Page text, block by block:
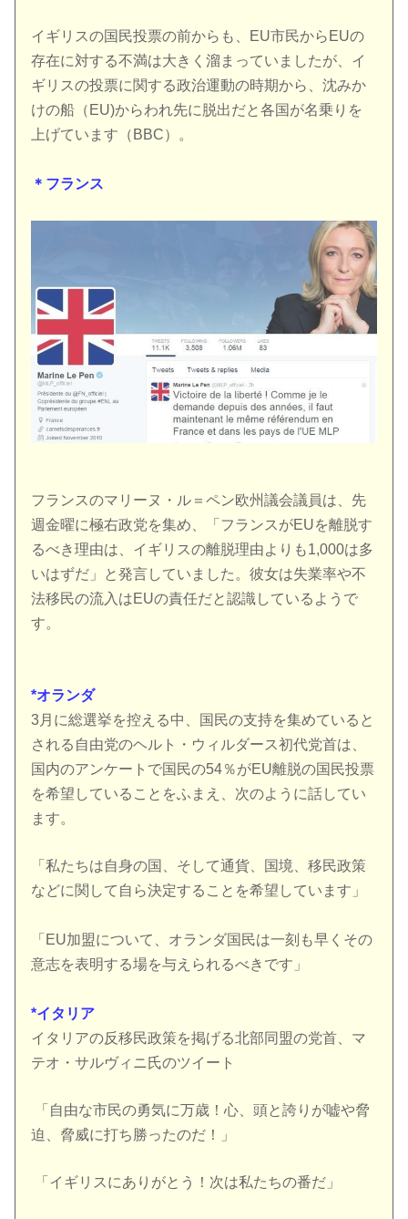
イギリスの国民投票の前からも、EU市民からEUの
存在に対する不満は大きく溜まっていましたが、イ
ギリスの投票に関する政治運動の時期から、沈みか
けの船（EU)からわれ先に脱出だと各国が名乗りを
上げています（BBC）。
＊フランス
フランスのマリーヌ・ル＝ペン欧州議会議員は、先
週金曜に極右政党を集め、「フランスがEUを離脱す
るべき理由は、イギリスの離脱理由よりも1,000は多
いはずだ」と発言していました。彼女は失業率や不
法移民の流入はEUの責任だと認識しているようで
す。
*オランダ
3月に総選挙を控える中、国民の支持を集めていると
される自由党のヘルト・ウィルダース初代党首は、
国内のアンケートで国民の54％がEU離脱の国民投票
を希望していることをふまえ、次のように話してい
ます。
「私たちは自身の国、そして通貨、国境、移民政策
などに関して自ら決定することを希望しています」
「EU加盟について、オランダ国民は一刻も早くその
意志を表明する場を与えられるべきです」
*イタリア
イタリアの反移民政策を掲げる北部同盟の党首、マ
テオ・サルヴィニ氏のツイート
「自由な市民の勇気に万歳！心、頭と誇りが嘘や脅
迫、脅威に打ち勝ったのだ！」
「イギリスにありがとう！次は私たちの番だ」